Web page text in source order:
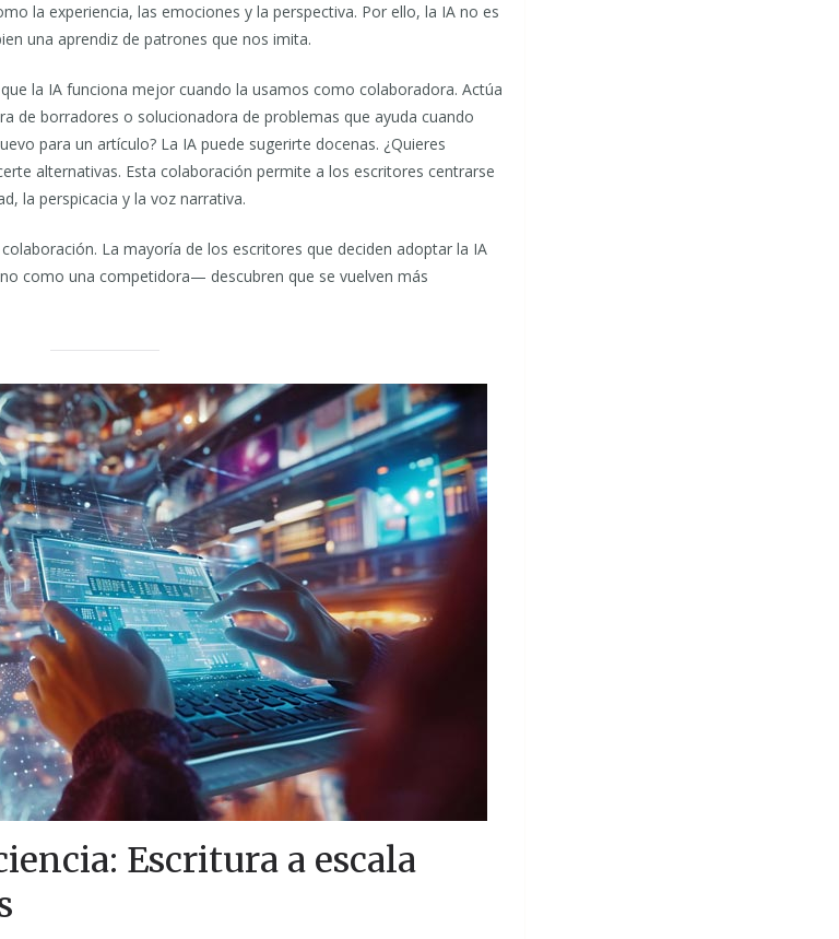
la experiencia, las emociones y la perspectiva. Por ello, la IA no es
una aprendiz de patrones que nos imita.
la IA funciona mejor cuando la usamos como colaboradora. Actúa
de borradores o solucionadora de problemas que ayuda cuando
para un artículo? La IA puede sugerirte docenas. ¿Quieres
alternativas. Esta colaboración permite a los escritores centrarse
la perspicacia y la voz narrativa.
La mayoría de los escritores que deciden adoptar la IA
como una competidora— descubren que se vuelven más
Escritura a escala